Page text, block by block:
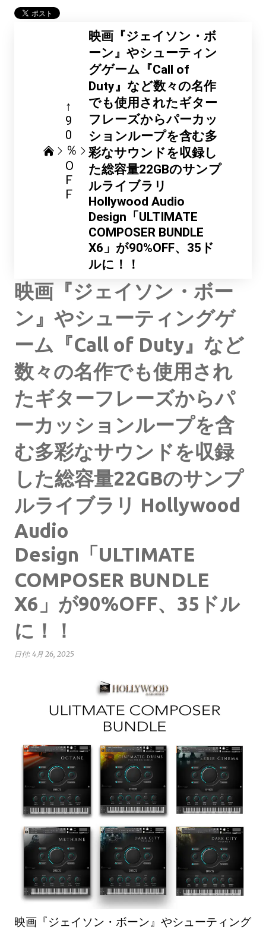
↑
9
0
％
O
F
F
映画『ジェイソン・ボ
ーン』やシューティン
グゲーム『Call of
Duty』など数々の名作
でも使用されたギター
フレーズからパーカッ
ションループを含む多
彩なサウンドを収録し
た総容量22GBのサンプ
ルライブラリ
Hollywood Audio
Design「ULTIMATE
COMPOSER BUNDLE
X6」が90%OFF、35ド
ルに！！
映画『ジェイソン・ボー
ン』やシューティングゲ
ーム『Call of Duty』など
数々の名作でも使用され
たギターフレーズからパ
ーカッションループを含
む多彩なサウンドを収録
した総容量22GBのサンプ
ルライブラリ Hollywood
Audio
Design「ULTIMATE
COMPOSER BUNDLE
X6」が90%OFF、35ドル
に！！
日付: 4月 26, 2025
映画『ジェイソン・ボーン』やシューティング